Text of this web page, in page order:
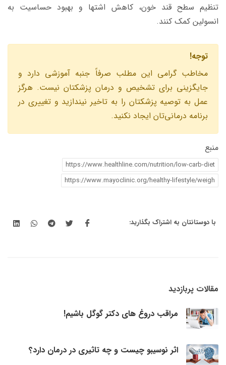
تنظیم سطح قند خون، کاهش اشتها و بهبود حساسیت به
انسولین کمک کنند.
توجه!
مخاطب گرامى اين مطلب صرفاً جنبه آموزشى دارد و
جايگزينى براى تشخيص و درمان پزشكتان نيست. هرگز
عمل به توصيه پزشكتان را به تاخير نيندازيد و تغييرى در
برنامه درمانی‌تان ايجاد نكنيد.
منبع
https://www.healthline.com/nutrition/low-carb-diet
https://www.mayoclinic.org/healthy-lifestyle/weigh
با دوستانتان به اشتراک بگذارید:
مقالات پربازدید
مراقب دروغ های دکتر گوگل باشیم!
اثر نوسیبو چیست و چه تاثیری در درمان دارد؟